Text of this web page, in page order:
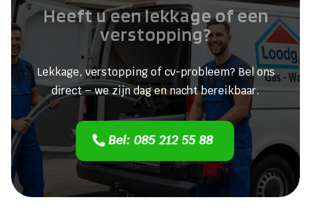
Heeft u een lekkage of een
verstopping?
Lekkage, verstopping of cv-probleem? Bel ons
direct – we zijn dag en nacht bereikbaar.
Bel: 085 212 55 88